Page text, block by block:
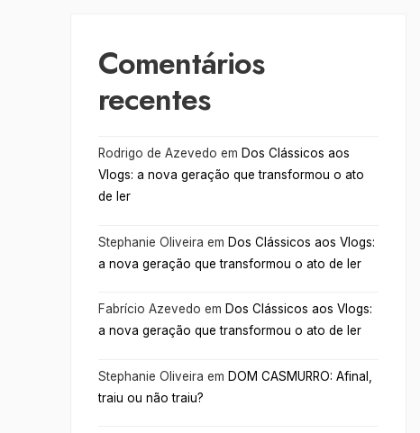
Comentários
recentes
Rodrigo de Azevedo em Dos Clássicos aos
Vlogs: a nova geração que transformou o ato
de ler
Stephanie Oliveira em Dos Clássicos aos Vlogs:
a nova geração que transformou o ato de ler
Fabrício Azevedo em Dos Clássicos aos Vlogs:
a nova geração que transformou o ato de ler
Stephanie Oliveira em DOM CASMURRO: Afinal,
traiu ou não traiu?